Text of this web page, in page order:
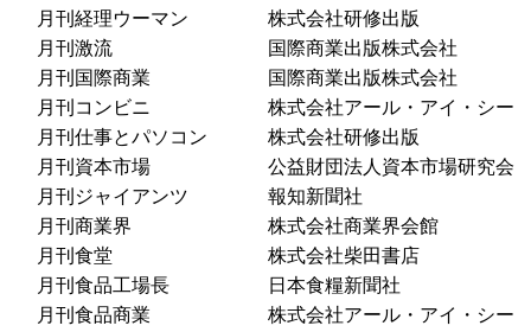
月刊経理ウーマン
株式会社研修出版
月刊激流
国際商業出版株式会社
月刊国際商業
国際商業出版株式会社
月刊コンビニ
株式会社アール・アイ・シー
月刊仕事とパソコン
株式会社研修出版
月刊資本市場
公益財団法人資本市場研究会
月刊ジャイアンツ
報知新聞社
月刊商業界
株式会社商業界会館
月刊食堂
株式会社柴田書店
月刊食品工場長
日本食糧新聞社
月刊食品商業
株式会社アール・アイ・シー